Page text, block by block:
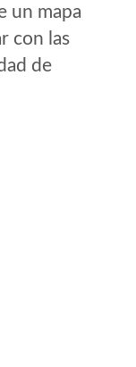
un mapa
con las
de